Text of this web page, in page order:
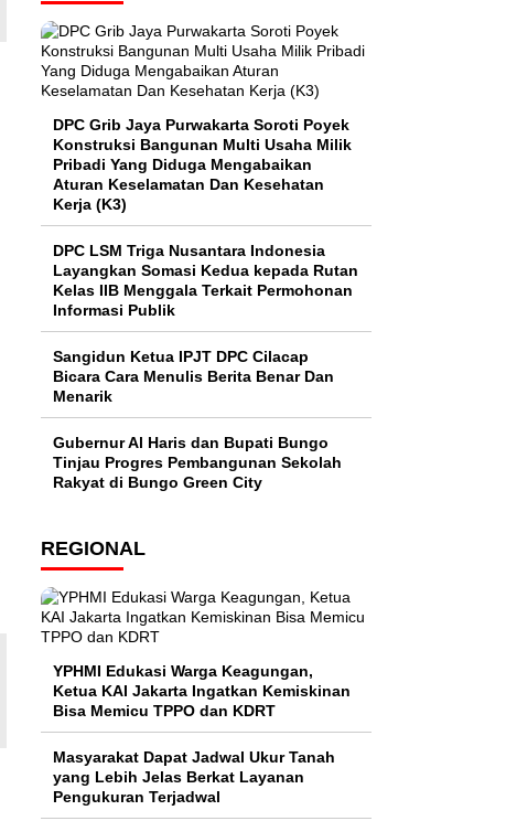
DPC Grib Jaya Purwakarta Soroti Poyek
Konstruksi Bangunan Multi Usaha Milik
Pribadi Yang Diduga Mengabaikan
Aturan Keselamatan Dan Kesehatan
Kerja (K3)
DPC LSM Triga Nusantara Indonesia
Layangkan Somasi Kedua kepada Rutan
Kelas IIB Menggala Terkait Permohonan
Informasi Publik
Sangidun Ketua IPJT DPC Cilacap
Bicara Cara Menulis Berita Benar Dan
Menarik
​Gubernur Al Haris dan Bupati Bungo
Tinjau Progres Pembangunan Sekolah
Rakyat di Bungo Green City
REGIONAL
YPHMI Edukasi Warga Keagungan,
Ketua KAI Jakarta Ingatkan Kemiskinan
Bisa Memicu TPPO dan KDRT
Masyarakat Dapat Jadwal Ukur Tanah
yang Lebih Jelas Berkat Layanan
Pengukuran Terjadwal